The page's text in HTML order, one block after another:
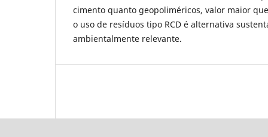
cimento quanto geopoliméricos, valor maior
o uso de resíduos tipo RCD é alternativa
ambientalmente relevante.